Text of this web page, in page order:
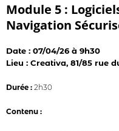
Module 5 :
Navigation
Date : 07/04/26 à 9h30
Lieu : Creativa, 81/85 rue
Durée : 2h30
Contenu :